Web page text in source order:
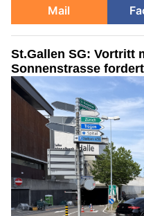
Mail
St.Gallen SG: Vortritt
Sonnenstrasse